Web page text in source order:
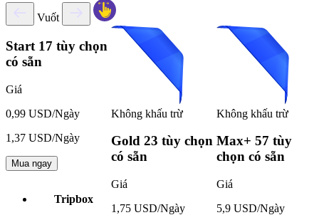
Vuốt
Start 17 tùy chọn
có sẵn
Giá
0,99 USD/Ngày
1,37 USD/Ngày
Mua ngay
Tripbox
Không khấu trừ
Gold 23 tùy chọn
có sẵn
Giá
1,75 USD/Ngày
Không khấu trừ
Max+ 57 tùy
chọn có sẵn
Giá
5,9 USD/Ngày